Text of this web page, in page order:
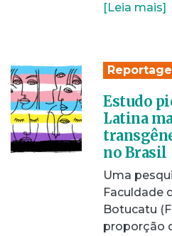
[Leia mais]
Estudo
Latina
no Brasil
Uma
Faculdade
Botucatu
proporção